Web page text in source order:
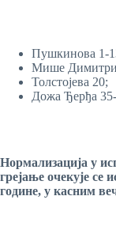
Пушкинова 1-
Мише
Толстојева 20;
Дожа Ђерђа
Нормализација у
грејање очекује се
године, у касним